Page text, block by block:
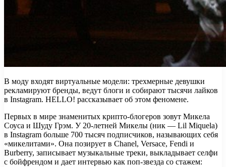
В моду входят виртуальные модели: трехмерные девушки
рекламируют бренды, ведут блоги и собирают тысячи лайков
в Instagram. HELLO! рассказывает об этом феномене.
Первых в мире знаменитых крипто-блогеров зовут Микела
Соуса и Шуду Грэм. У 20-летней Микелы (ник — Lil Miquela)
в Instagram больше 700 тысяч подписчиков, называющих себя
«микелитами». Она позирует в Chanel, Versace, Fendi и
Burberry, записывает музыкальные треки, выкладывает селфи
с бойфрендом и дает интервью как поп-звезда со стажем: